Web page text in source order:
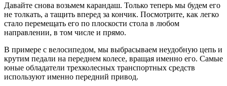
Давайте снова возьмем карандаш. Только теперь мы будем его
не толкать, а тащить вперед за кончик. Посмотрите, как легко
стало перемещать его по плоскости стола в любом
направлении, в том числе и прямо.
В примере с велосипедом, мы выбрасываем неудобную цепь и
крутим педали на переднем колесе, вращая именно его. Самые
юные обладатели трехколесных транспортных средств
используют именно передний привод.